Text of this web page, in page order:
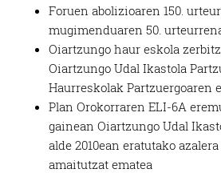
Foruen abolizioaren 150.
mugimenduaren 50.
Oiartzungo haur eskola
Oiartzungo Udal Ikastola
Haurreskolak Partzuergoaren
Plan Orokorraren ELI-6A
gainean Oiartzungo Udal
alde 2010ean eratutako
amaitutzat ematea